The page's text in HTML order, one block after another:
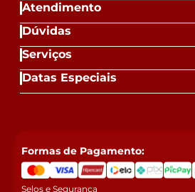
Atendimento
Dúvidas
Serviços
Datas Especiais
Formas de Pagamento:
Selos e Segurança